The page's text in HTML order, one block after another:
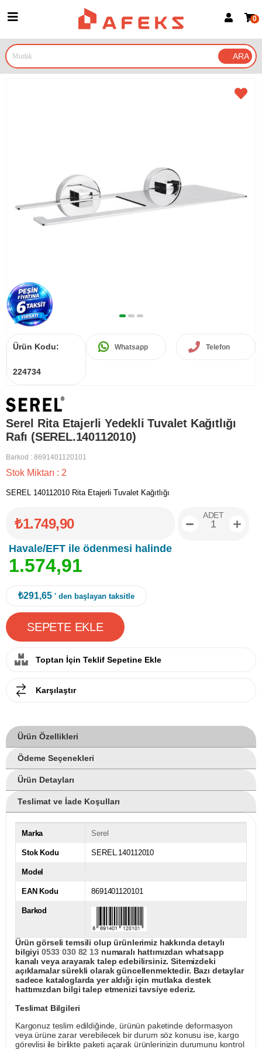
Google İle Bağlan
0
Ürün Kodu:
224734
Whatsapp Telefon
Serel Rita Etajerli Yedekli Tuvalet Kağıtlığı
Rafı (SEREL.140112010)
Barkod : 8691401120101
Stok Miktarı : 2
SEREL 140112010 Rita Etajerli Tuvalet Kağıtlığı
₺1.749,90
Havale/EFT ile ödenmesi halinde
1.574,91
ADET
₺291,65 ' den başlayan taksitle
Toptan İçin Teklif Sepetine Ekle
Karşılaştır
Ürün Özellikleri
Ödeme Seçenekleri
Ürün Detayları
Teslimat ve İade Koşulları
Marka Serel
Stok Kodu SEREL.140112010
Model
EAN Kodu 8691401120101
Barkod
Ürün görseli temsili olup ürünlerimiz hakkında detaylı
bilgiyi 0533 030 82 13numaralı hattımızdan whatsapp
kanalı veya arayarak talep edebilirsiniz. Sitemizdeki
açıklamalar sürekli olarak güncellenmektedir. Bazı detaylar
sadece kataloglarda yer aldığı için mutlaka destek
hattımızdan bilgi talep etmenizi tavsiye ederiz.
Teslimat Bilgileri
Kargonuz teslim edildiğinde, ürünün paketinde deformasyon
veya ürüne zarar verebilecek bir durum söz konusu ise, kargo
görevlisi ile birlikte paketi açarak ürünlerinizin durumunu kontrol